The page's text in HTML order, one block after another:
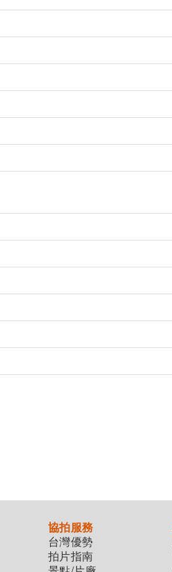
協拍服務
台灣優勢
拍片指南